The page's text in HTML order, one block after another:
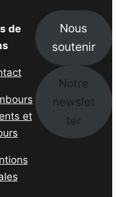
de
et
Nous
soutenir
Notre
newslet
ter